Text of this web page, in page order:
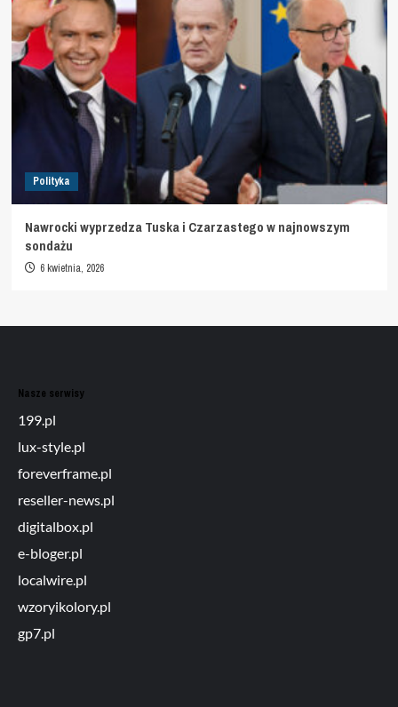
Polityka
Nawrocki wyprzedza Tuska i Czarzastego w najnowszym
sondażu
6 kwietnia, 2026
Nasze serwisy
199.pl
lux-style.pl
foreverframe.pl
reseller-news.pl
digitalbox.pl
e-bloger.pl
localwire.pl
wzoryikolory.pl
gp7.pl